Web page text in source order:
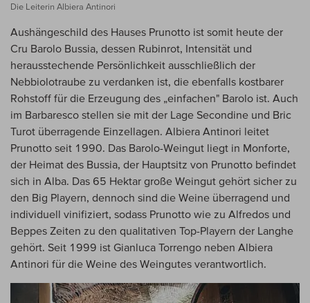
Die Leiterin Albiera Antinori
Aushängeschild des Hauses Prunotto ist somit heute der
Cru Barolo Bussia, dessen Rubinrot, Intensität und
herausstechende Persönlichkeit ausschließlich der
Nebbiolotraube zu verdanken ist, die ebenfalls kostbarer
Rohstoff für die Erzeugung des „einfachen" Barolo ist. Auch
im Barbaresco stellen sie mit der Lage Secondine und Bric
Turot überragende Einzellagen. Albiera Antinori leitet
Prunotto seit 1990. Das Barolo-Weingut liegt in Monforte,
der Heimat des Bussia, der Hauptsitz von Prunotto befindet
sich in Alba. Das 65 Hektar große Weingut gehört sicher zu
den Big Playern, dennoch sind die Weine überragend und
individuell vinifiziert, sodass Prunotto wie zu Alfredos und
Beppes Zeiten zu den qualitativen Top-Playern der Langhe
gehört. Seit 1999 ist Gianluca Torrengo neben Albiera
Antinori für die Weine des Weingutes verantwortlich.